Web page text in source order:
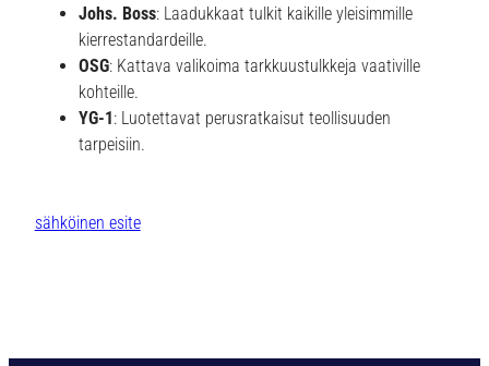
Johs. Boss: Laadukkaat tulkit kaikille yleisimmille
kierrestandardeille.
OSG: Kattava valikoima tarkkuustulkkeja vaativille
kohteille.
YG-1 : Luotettavat perusratkaisut teollisuuden
tarpeisiin.
sähköinen esite